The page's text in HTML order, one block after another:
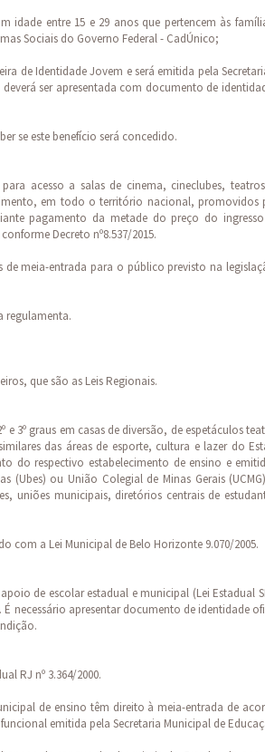
idade entre 15 e 29 anos que pertencem às
Sociais do Governo Federal - CadÚnico;
de Identidade Jovem e será emitida pela
ser apresentada com documento de
se este benefício será concedido.
acesso a salas de cinema, cineclubes,
em todo o território nacional, promovidos
pagamento da metade do preço do
Decreto nº8.537/2015.
meia-entrada para o público previsto na
regulamenta.
que são as Leis Regionais.
3º graus em casas de diversão, de espetáculos
das áreas de esporte, cultura e lazer do
do respectivo estabelecimento de ensino e
(Ubes) ou União Colegial de Minas Gerais
uniões municipais, diretórios centrais de
com a Lei Municipal de Belo Horizonte 9.070/2005.
de escolar estadual e municipal (Lei Estadual
É necessário apresentar documento de identidade
RJ nº 3.364/2000.
de ensino têm direito à meia-entrada de
emitida pela Secretaria Municipal de